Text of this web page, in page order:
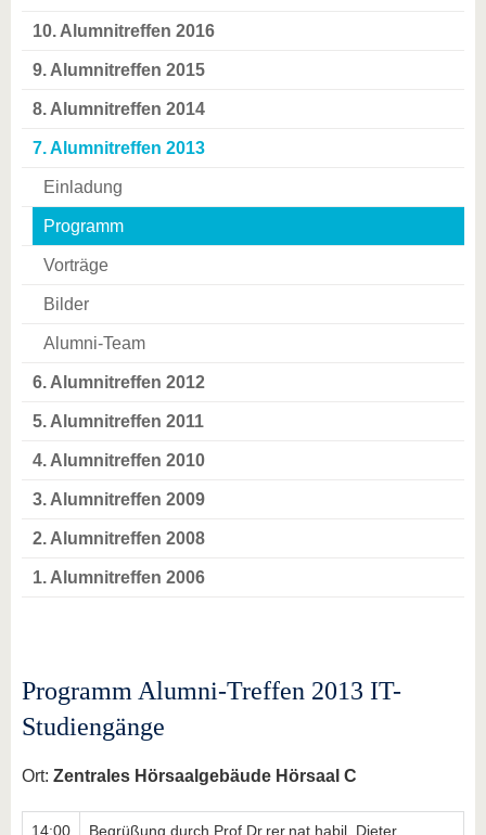
10. Alumnitreffen 2016
9. Alumnitreffen 2015
8. Alumnitreffen 2014
7. Alumnitreffen 2013
Einladung
Programm
Vorträge
Bilder
Alumni-Team
6. Alumnitreffen 2012
5. Alumnitreffen 2011
4. Alumnitreffen 2010
3. Alumnitreffen 2009
2. Alumnitreffen 2008
1. Alumnitreffen 2006
Programm Alumni-Treffen 2013 IT-
Studiengänge
Ort: Zentrales Hörsaalgebäude Hörsaal C
14:00
Begrüßung durch Prof.Dr.rer.nat.habil. Dieter